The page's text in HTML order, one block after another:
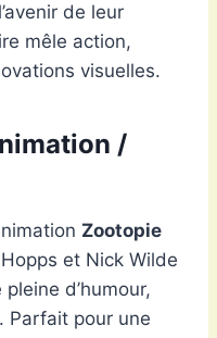
de leur
mêle action,
visuelles.
/
Zootopie
et Nick Wilde
d’humour,
Parfait pour une